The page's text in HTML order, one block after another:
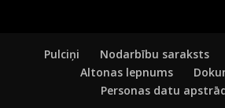
Pulciņi Nodarbību saraksts
Altonas lepnums
Personas datu